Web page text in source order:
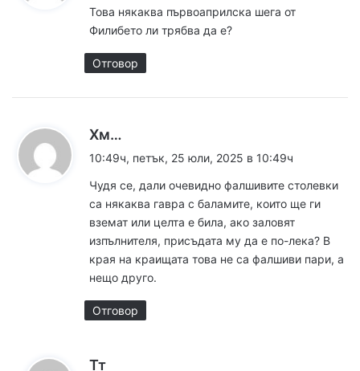
а
:
Това някаква първоаприлска шега от
Филибето ли трябва да е?
Отговор
Хм…
а
:
10:49ч, петък, 25 юли, 2025 в 10:49ч
Чудя се, дали очевидно фалшивите столевки
са някаква гавра с баламите, които ще ги
вземат или целта е била, ако заловят
изпълнителя, присъдата му да е по-лека? В
края на краищата това не са фалшиви пари, а
нещо друго.
Отговор
Тт